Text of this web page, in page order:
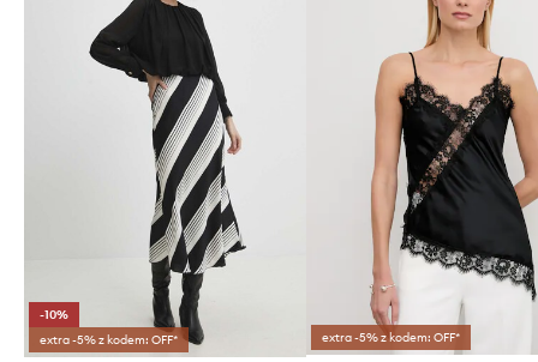
-10%
extra -5% z kodem: OFF*
extra -5% z kodem: OFF*